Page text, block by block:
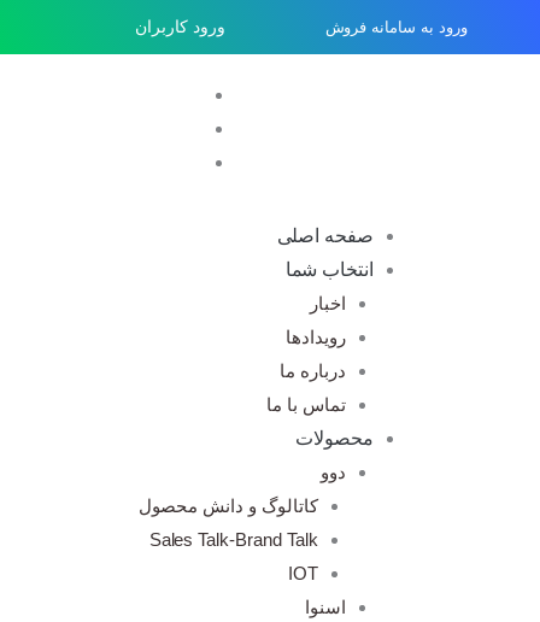
ورود به سامانه فروش ورود کاربران
صفحه اصلی
انتخاب شما
اخبار
رویدادها
درباره ما
تماس با ما
محصولات
دوو
کاتالوگ و دانش محصول
Sales Talk-Brand Talk
IOT
اسنوا